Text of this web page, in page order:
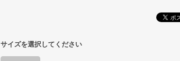
サイズを選択してください